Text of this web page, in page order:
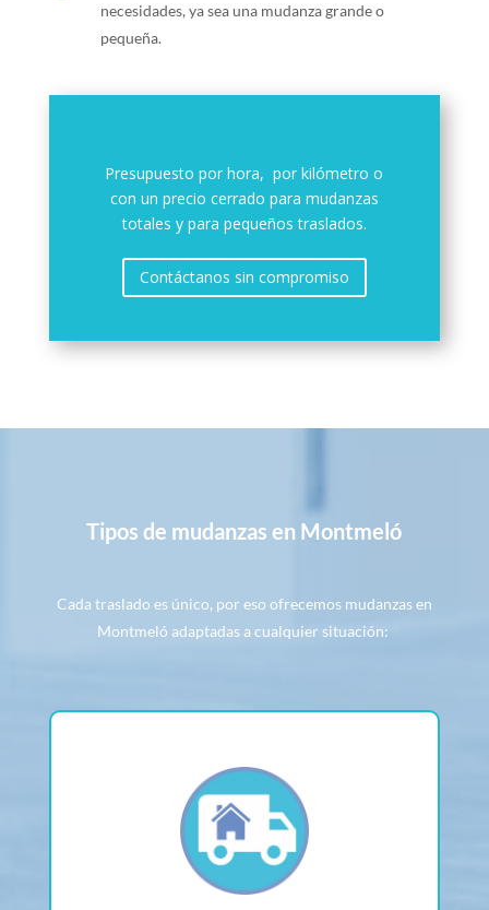
necesidades, ya sea una mudanza grande o
pequeña.
Presupuesto por hora, por kilómetro o
con un precio cerrado para mudanzas
totales y para pequeños traslados.
Contáctanos sin compromiso
Tipos de mudanzas en Montmeló
Cada traslado es único, por eso ofrecemos mudanzas en
Montmeló adaptadas a cualquier situación: